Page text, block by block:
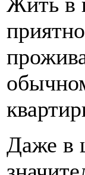
Даже в